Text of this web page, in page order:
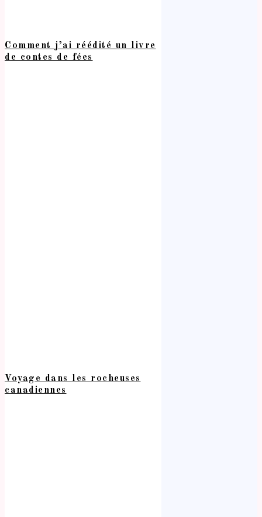
Comment j’ai réédité un livre
de contes de fées
Voyage dans les rocheuses
canadiennes